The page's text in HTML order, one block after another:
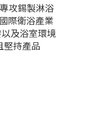
攻錫製淋浴
際衛浴產業
及浴室環境
堅持產品